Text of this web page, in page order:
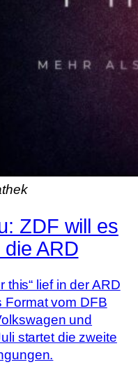
ZDF will es
ARD
this“ lief in der ARD
Format vom DFB
und
startet die zweite